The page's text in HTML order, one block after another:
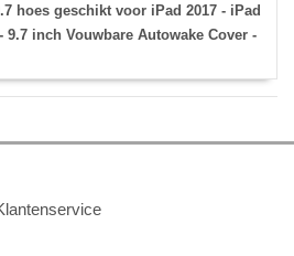
hoes geschikt voor iPad 2017 - iPad
9.7 inch Vouwbare Autowake Cover -
2 hoes - iPad 9.7 5/6 Hoes - Air en
- Met Stylus opbergmogelijkheid